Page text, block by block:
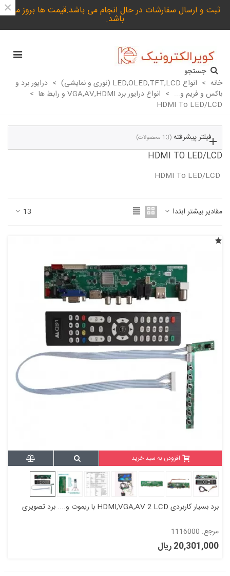
ثبت و ارسال سفارشات در حال انجام می باشد.قیمت ها بروز می
باشد.
×
جستجو
خانه > انواع LED,OLED,TFT,LCD (نوری و نمایشی) > درایور برد و
باکس و فریم و... > انواع درایور برد VGA,AV,HDMI و رابط ها
>
HDMI To LED/LCD
فیلتر پیشرفته (13 محصولات)
HDMI TO LED/LCD
مقادیر بیشتر ابتدا 13
افزودن به سبد خرید
برد بسیار کاربردی HDMI,VGA,AV 2 LCD با ریموت و.... برد تصویری
مرجع: 1116000
20,301,000 ریال